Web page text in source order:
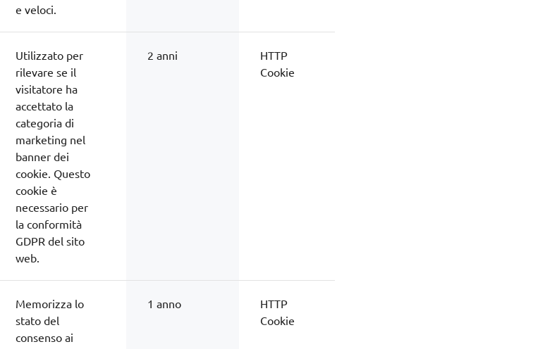
e veloci.
Utilizzato per
rilevare se il
visitatore ha
accettato la
categoria di
marketing nel
banner dei
cookie. Questo
cookie è
necessario per
la conformità
GDPR del sito
web.
2 anni
HTTP
Cookie
Memorizza lo
stato del
consenso ai
1 anno
HTTP
Cookie